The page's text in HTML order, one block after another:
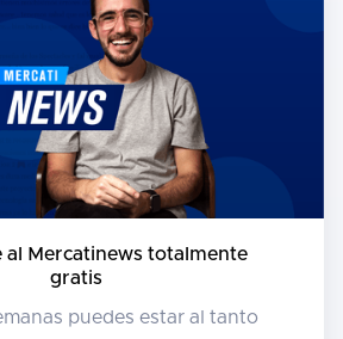
al Mercatinews totalmente
gratis
puedes estar al tanto